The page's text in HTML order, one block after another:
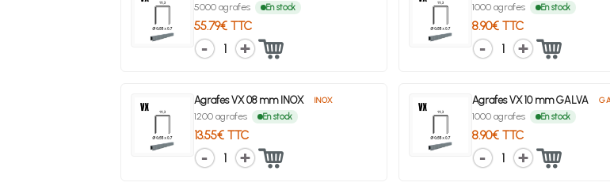
5000 agrafes En stock
55.79€ TTC
1
1000 agrafes En stock
8.90€ TTC
1
Agrafes VX 08 mm INOX INOX
1200 agrafes En stock
13.55€ TTC
1
Agrafes VX 10 mm GALVA
1000 agrafes En stock
8.90€ TTC
1